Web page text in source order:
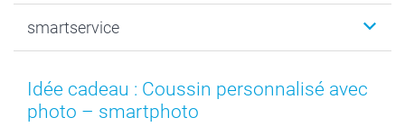
MyNameBook
Stickers & Etiquettes
Cadres photo, accessoires déco & bonbons
Fin d'études
Naissance & baptême
Fête des Pères
Durabilité
Conditions
Droit de rétraction
smartservice
smartgarantie
smartbonus
Idée cadeau : Coussin personnalisé avec
photo – smartphoto